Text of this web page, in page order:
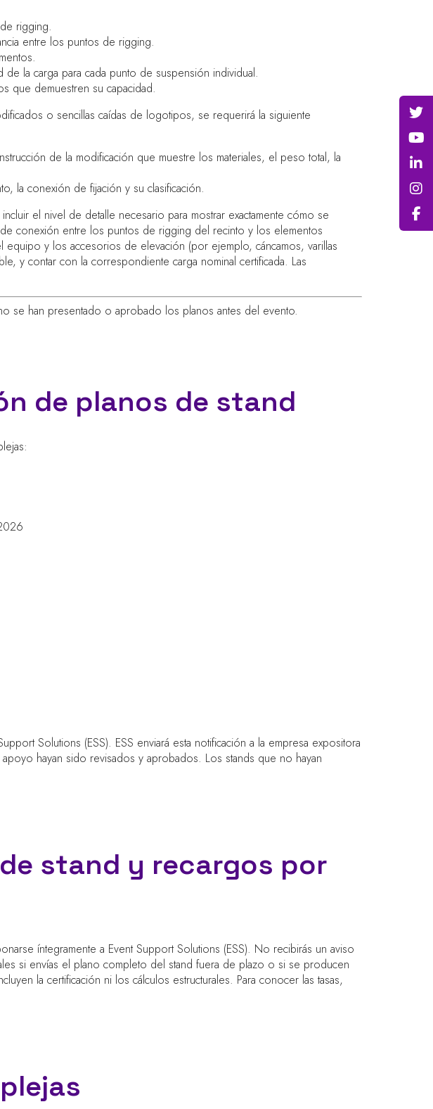
rigging.
entre los puntos de rigging.
la carga para cada punto de suspensión individual.
que demuestren su capacidad.
o sencillas caídas de logotipos, se requerirá la siguiente
de la modificación que muestre los materiales, el peso total, la
la conexión de fijación y su clasificación.
el nivel de detalle necesario para mostrar exactamente cómo se
conexión entre los puntos de rigging del recinto y los elementos
y los accesorios de elevación (por ejemplo, cáncamos, varillas
y contar con la correspondiente carga nominal certificada. Las
se han presentado o aprobado los planos antes del evento.
de planos de stand
Solutions (ESS). ESS enviará esta notificación a la empresa expositora
hayan sido revisados y aprobados. Los stands que no hayan
stand y recargos por
íntegramente a Event Support Solutions (ESS). No recibirás un aviso
si envías el plano completo del stand fuera de plazo o si se producen
la certificación ni los cálculos estructurales. Para conocer las tasas,